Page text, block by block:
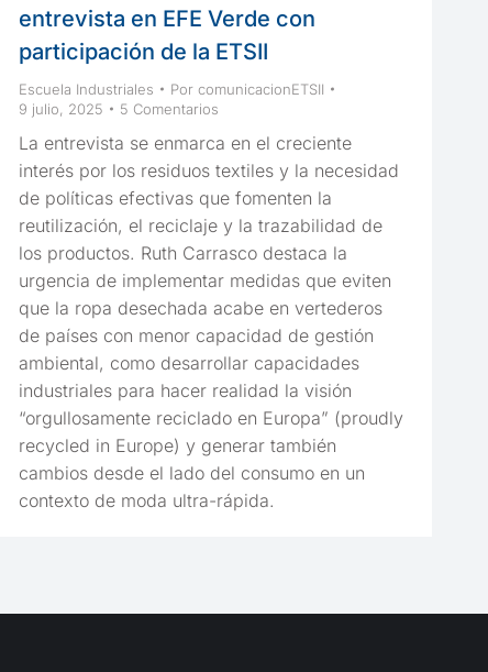
entrevista en EFE Verde con
participación de la ETSII
Escuela Industriales Por comunicacionETSII
9 julio, 2025
5 Comentarios
La entrevista se enmarca en el creciente
interés por los residuos textiles y la necesidad
de políticas efectivas que fomenten la
reutilización, el reciclaje y la trazabilidad de
los productos. Ruth Carrasco destaca la
urgencia de implementar medidas que eviten
que la ropa desechada acabe en vertederos
de países con menor capacidad de gestión
ambiental, como desarrollar capacidades
industriales para hacer realidad la visión
“orgullosamente reciclado en Europa” (proudly
recycled in Europe) y generar también
cambios desde el lado del consumo en un
contexto de moda ultra-rápida.